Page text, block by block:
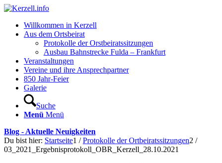
Willkommen in Kerzell
Aus dem Ortsbeirat
Protokolle der Orstbeiratssitzungen
Ausbau Bahnstrecke Fulda – Frankfurt
Veranstaltungen
Vereine und ihre Ansprechpartner
850 Jahr-Feier
Galerie
Suche
Menü Menü
Blog - Aktuelle Neuigkeiten
Du bist hier: Startseite1 / Protokolle der Ortbeiratssitzungen2 /
03_2021_Ergebnisprotokoll_OBR_Kerzell_28.10.2021